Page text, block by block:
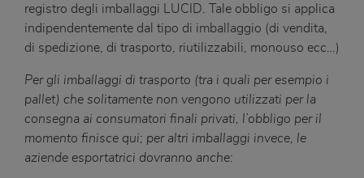
registro degli imballaggi LUCID. Tale obbligo si applica
indipendentemente dal tipo di imballaggio (di vendita,
di spedizione, di trasporto, riutilizzabili, monouso ecc…)
Per gli imballaggi di trasporto (tra i quali per esempio i
pallet) che solitamente non vengono utilizzati per la
consegna ai consumatori finali privati, l’obbligo per il
momento finisce qui; per altri imballaggi invece, le
aziende esportatrici dovranno anche: